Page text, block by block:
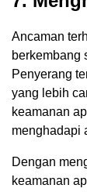
Ancaman
berkembang
Penyerang
yang lebih
keamanan
menghadapi
Dengan
keamanan